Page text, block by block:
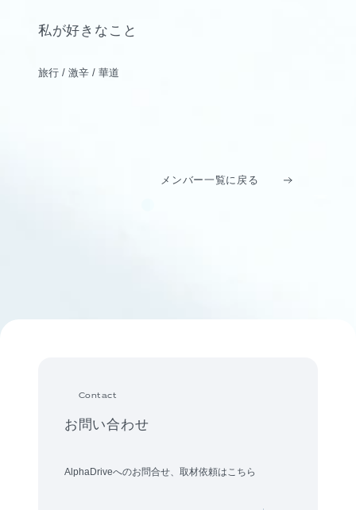
私が好きなこと
旅行 / 激辛 / 華道
メンバー一覧に戻る
Contact
お問い合わせ
AlphaDriveへのお問合せ、取材依頼はこちら